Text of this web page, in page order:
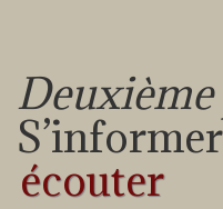
écouter